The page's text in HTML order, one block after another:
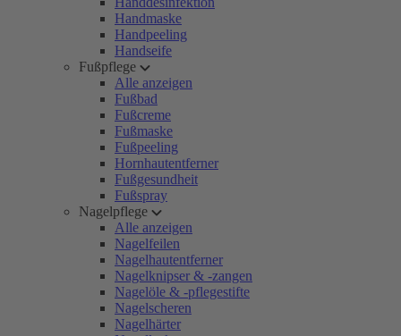
Handmaske
Handpeeling
Handseife
Fußpflege
Alle anzeigen
Fußbad
Fußcreme
Fußmaske
Fußpeeling
Hornhautentferner
Fußgesundheit
Fußspray
Nagelpflege
Alle anzeigen
Nagelfeilen
Nagelhautentferner
Nagelknipser & -zangen
Nagelöle & -pflegestifte
Nagelscheren
Nagelhärter